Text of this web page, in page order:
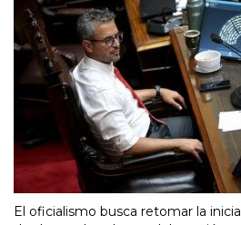
El oficialismo busca retomar la